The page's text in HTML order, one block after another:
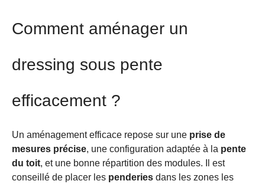
Comment aménager un
dressing sous pente
efficacement ?
Un aménagement efficace repose sur une prise de
mesures précise, une configuration adaptée à la pente
du toit, et une bonne répartition des modules. Il est
conseillé de placer les penderies dans les zones les